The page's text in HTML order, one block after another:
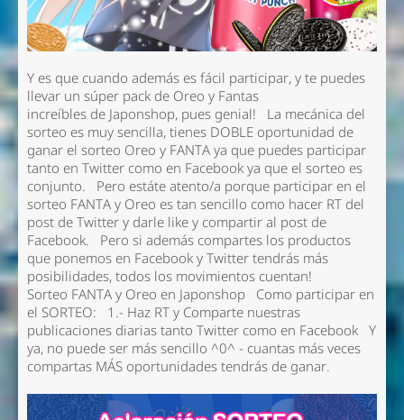
Y es que cuando además es fácil participar, y te puedes
llevar un súper pack de Oreo y Fantas
increíbles de Japonshop, pues genial! La mecánica del
sorteo es muy sencilla, tienes DOBLE oportunidad de
ganar el sorteo Oreo y FANTA ya que puedes participar
tanto en Twitter como en Facebook ya que el sorteo es
conjunto. Pero estáte atento/a porque participar en el
sorteo FANTA y Oreo es tan sencillo como hacer RT del
post de Twitter y darle like y compartir al post de
Facebook. Pero si además compartes los productos
que ponemos en Facebook y Twitter tendrás más
posibilidades, todos los movimientos cuentan!
Sorteo FANTA y Oreo en Japonshop Como participar en
el SORTEO: 1.- Haz RT y Comparte nuestras
publicaciones diarias tanto Twitter como en Facebook Y
ya, no puede ser más sencillo ^0^ - cuantas más veces
compartas MÁS oportunidades tendrás de ganar.